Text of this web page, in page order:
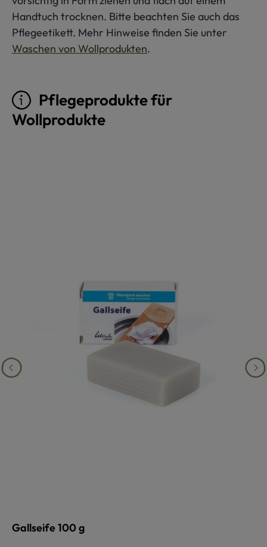
Handtuch trocknen. Bitte beachten Sie auch das
Pflegeetikett. Mehr Hinweise finden Sie unter
Waschen von Wollprodukten.
Pflegeprodukte für
Wollprodukte
Gallseife 100 g